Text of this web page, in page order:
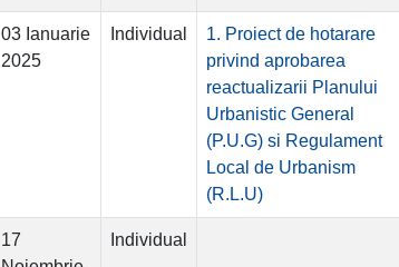
03 Ianuarie
2025
Individual
1. Proiect de hotarare
privind aprobarea
reactualizarii Planului
Urbanistic General
(P.U.G) si Regulament
Local de Urbanism
(R.L.U)
17
Individual